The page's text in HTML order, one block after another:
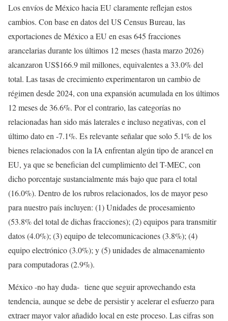
Los envíos de México hacia EU claramente reflejan estos
cambios. Con base en datos del US Census Bureau, las
exportaciones de México a EU en esas 645 fracciones
arancelarias durante los últimos 12 meses (hasta marzo 2026)
alcanzaron US$166.9 mil millones, equivalentes a 33.0% del
total. Las tasas de crecimiento experimentaron un cambio de
régimen desde 2024, con una expansión acumulada en los últimos
12 meses de 36.6%. Por el contrario, las categorías no
relacionadas han sido más laterales e incluso negativas, con el
último dato en -7.1%. Es relevante señalar que solo 5.1% de los
bienes relacionados con la IA enfrentan algún tipo de arancel en
EU, ya que se benefician del cumplimiento del T-MEC, con
dicho porcentaje sustancialmente más bajo que para el total
(16.0%). Dentro de los rubros relacionados, los de mayor peso
para nuestro país incluyen: (1) Unidades de procesamiento
(53.8% del total de dichas fracciones); (2) equipos para transmitir
datos (4.0%); (3) equipo de telecomunicaciones (3.8%); (4)
equipo electrónico (3.0%); y (5) unidades de almacenamiento
para computadoras (2.9%).
México -no hay duda- tiene que seguir aprovechando esta
tendencia, aunque se debe de persistir y acelerar el esfuerzo para
extraer mayor valor añadido local en este proceso. Las cifras son